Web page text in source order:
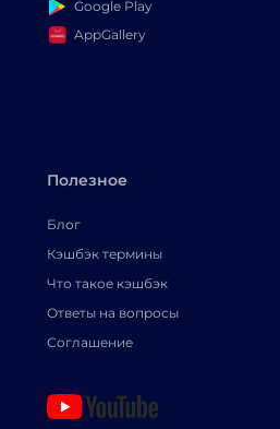
Google Play
AppGallery
Полезное
Блог
Кэшбэк термины
Что такое кэшбэк
Ответы на вопросы
Соглашение